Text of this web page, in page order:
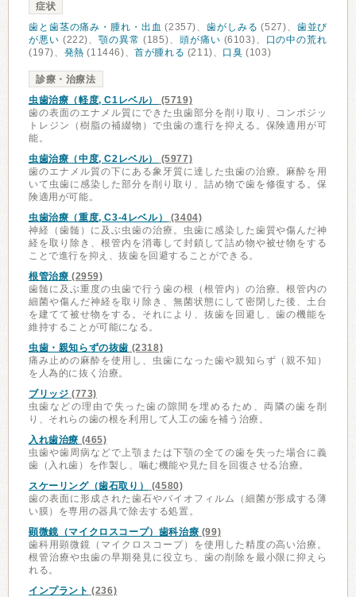
症状
歯と歯茎の痛み・腫れ・出血 (2357)、歯がしみる (527)、 歯並び
が悪い (222)、顎の異常 (185)、 頭が痛い (6103)、
口の中の荒れ
(197)、 発熱 (11446)、首が腫れる (211)、 口臭 (103)
診療・治療法
虫歯治療（軽度, C1レベル）
(5719)
歯の表面のエナメル質にできた虫歯部分を削り取り、コンポジッ
トレジン（樹脂の補綴物）で虫歯の進行を抑える。保険適用が可
能。
虫歯治療（中度, C2レベル）
(5977)
歯のエナメル質の下にある象牙質に達した虫歯の治療。麻酔を用
いて虫歯に感染した部分を削り取り、詰め物で歯を修復する。保
険適用が可能。
虫歯治療（重度, C3-4レベル）
(3404)
神経（歯髄）に及ぶ虫歯の治療。虫歯に感染した歯質や傷んだ神
経を取り除き、根管内を消毒して封鎖して詰め物や被せ物をする
ことで進行を抑え、抜歯を回避することができる。
根管治療 (2959)
歯髄に及ぶ重度の虫歯で行う歯の根（根管内）の治療。根管内の
細菌や傷んだ神経を取り除き、無菌状態にして密閉した後、土台
を建てて被せ物をする。それにより、抜歯を回避し、歯の機能を
維持することが可能になる。
虫歯・親知らずの抜歯 (2318)
痛み止めの麻酔を使用し、虫歯になった歯や親知らず（親不知）
を人為的に抜く治療。
ブリッジ (773)
虫歯などの理由で失った歯の隙間を埋めるため、両隣の歯を削
り、それらの歯の根を利用して人工の歯を補う治療。
入れ歯治療 (465)
虫歯や歯周病などで上顎または下顎の全ての歯を失った場合に義
歯（入れ歯）を作製し、噛む機能や見た目を回復させる治療。
スケーリング（歯石取り）
(4580)
歯の表面に形成された歯石やバイオフィルム（細菌が形成する薄
い膜）を専用の器具で除去する処置。
顕微鏡（マイクロスコープ）歯科治療 (99)
歯科用顕微鏡（マイクロスコープ）を使用した精度の高い治療。
根管治療や虫歯の早期発見に役立ち、歯の削除を最小限に抑えら
れる。
インプラント (236)